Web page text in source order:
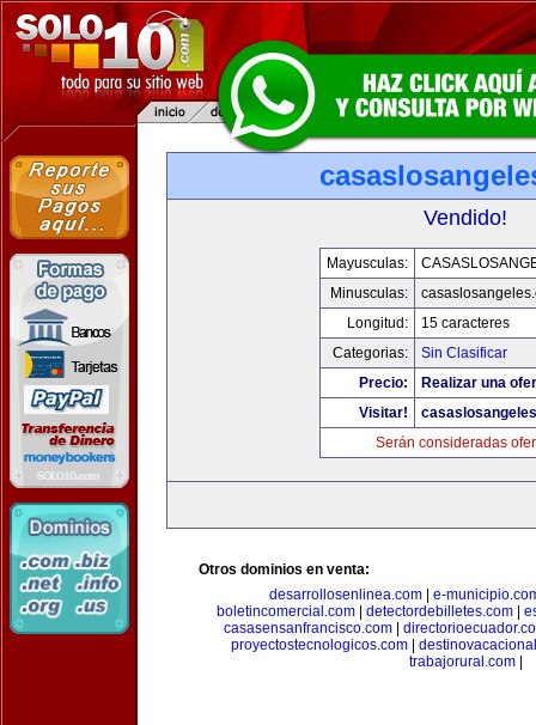
Vendido!
Mayusculas:
Minusculas:
Longitud:
15 caracteres
Categorias:
Sin Clasificar
Precio:
Realizar una
Visitar!
Serán consideradas
Otros dominios en venta:
desarrollosenlinea.com
e-
boletincomercial.com
detectordebilletes.com
casasensanfrancisco.com|
proyectostecnologicos.com|
trabajorural.com|